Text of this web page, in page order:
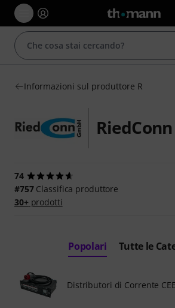
Informazioni sul produttore R
RiedConn
74
#757Classifica produttore
30+prodotti
Popolari Tutte le
Distributori di Corrente CEE